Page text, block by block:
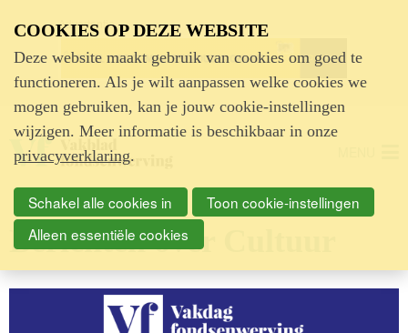
Advertentie
Berichten over Cultuur
COOKIES OP DEZE WEBSITE
Deze website maakt gebruik van cookies om goed te
functioneren. Als je wilt aanpassen welke cookies we
mogen gebruiken, kan je jouw cookie-instellingen
wijzigen. Meer informatie is beschikbaar in onze
privacyverklaring.
Schakel alle cookies in
Toon cookie-instellingen
Alleen essentiële cookies